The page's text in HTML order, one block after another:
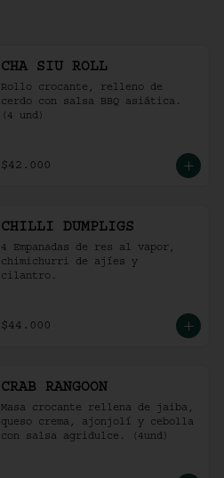
CHA SIU ROLL
Rollo crocante, relleno de
cerdo con salsa BBQ asiática.
(4 und)
$42.000
CHILLI DUMPLIGS
4 Empanadas de res al vapor,
chimichurri de ajíes y
cilantro.
$44.000
CRAB RANGOON
Masa crocante rellena de jaiba,
queso crema, ajonjolí y cebolla
con salsa agridulce. (4und)